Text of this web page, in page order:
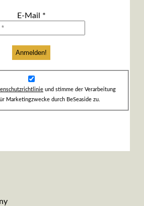
E-Mail *
und stimme der Verarbeitung
Marketingzwecke durch BeSeaside zu.